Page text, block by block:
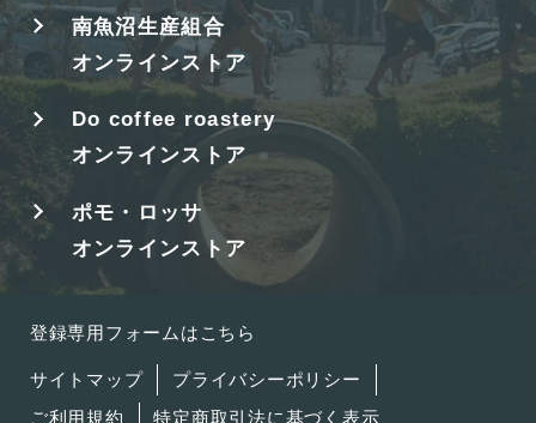
南魚沼生産組合
オンラインストア
Do coffee roastery
オンラインストア
ポモ・ロッサ
オンラインストア
登録専用フォームはこちら
サイトマップ
プライバシーポリシー
ご利用規約
特定商取引法に基づく表示